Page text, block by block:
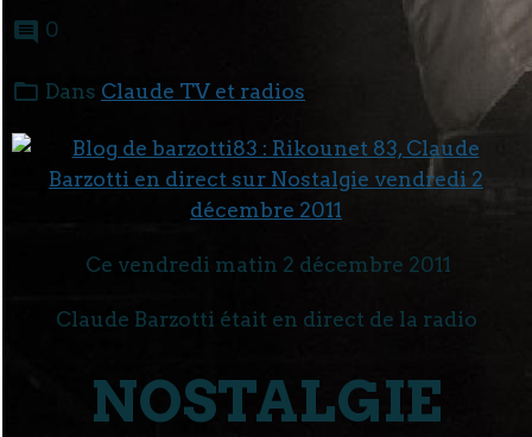
0
Dans Claude TV et radios
Ce vendredi matin 2 décembre 2011
Claude Barzotti était en direct de la radio
NOSTALGIE